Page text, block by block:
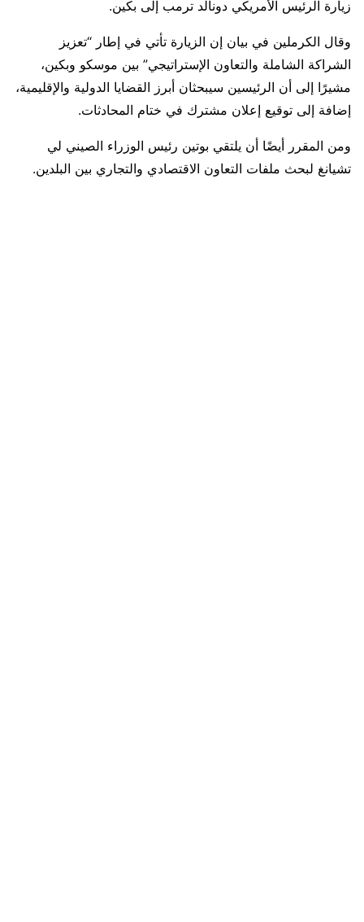
زيارة الرئيس الأمريكي دونالد ترمب إلى بكين.
وقال الكرملين في بيان إن الزيارة تأتي في إطار “تعزيز
الشراكة الشاملة والتعاون الإستراتيجي” بين موسكو وبكين،
مشيرًا إلى أن الرئيسين سيبحثان أبرز القضايا الدولية والإقليمية،
إضافة إلى توقيع إعلان مشترك في ختام المحادثات.
ومن المقرر أيضًا أن يلتقي بوتين رئيس الوزراء الصيني لي
تشيانغ لبحث ملفات التعاون الاقتصادي والتجاري بين البلدين.